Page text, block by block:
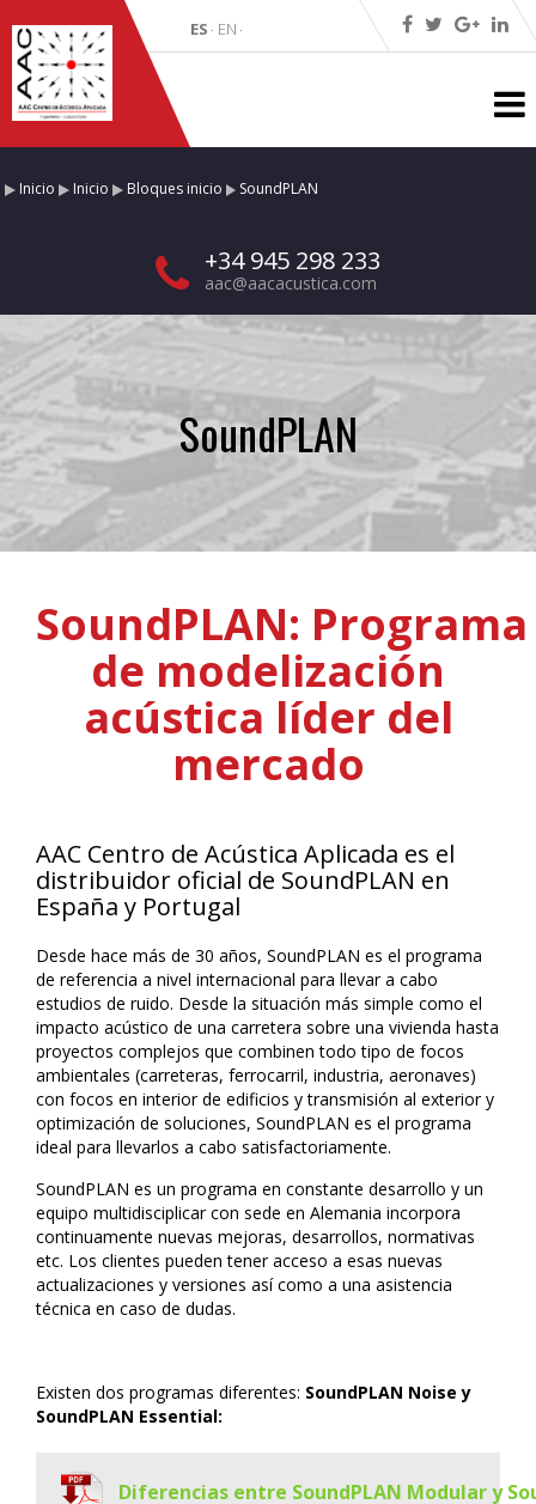
ES · EN ·
Inicio Inicio Bloques inicio SoundPLAN
+34 945 298 233
aac@aacacustica.com
SoundPLAN
SoundPLAN: Programa
de modelización
acústica líder del
mercado
AAC Centro de Acústica Aplicada es el
distribuidor oficial de SoundPLAN en
España y Portugal
Desde hace más de 30 años, SoundPLAN es el programa
de referencia a nivel internacional para llevar a cabo
estudios de ruido. Desde la situación más simple como el
impacto acústico de una carretera sobre una vivienda hasta
proyectos complejos que combinen todo tipo de focos
ambientales (carreteras, ferrocarril, industria, aeronaves)
con focos en interior de edificios y transmisión al exterior y
optimización de soluciones, SoundPLAN es el programa
ideal para llevarlos a cabo satisfactoriamente.
SoundPLAN es un programa en constante desarrollo y un
equipo multidisciplicar con sede en Alemania incorpora
continuamente nuevas mejoras, desarrollos, normativas
etc. Los clientes pueden tener acceso a esas nuevas
actualizaciones y versiones así como a una asistencia
técnica en caso de dudas.
Existen dos programas diferentes: SoundPLAN Noise y
SoundPLAN Essential:
Diferencias entre SoundPLAN Modular y